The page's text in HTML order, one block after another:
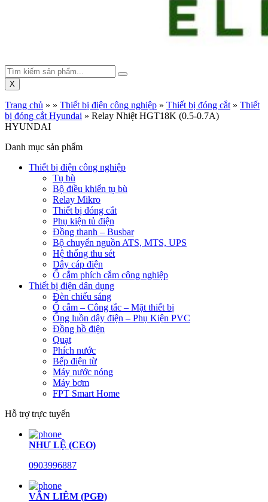
X
Trang chủ » » Thiết bị điện công nghiệp » Thiết bị đóng cắt » Thiết
bị đóng cắt Hyundai » Relay Nhiệt HGT18K (0.5-0.7A)
HYUNDAI
Danh mục sản phẩm
Thiết bị điện công nghiệp
Tụ bù
Bộ điều khiển tụ bù
Relay Mikro
Thiết bị đóng cắt
Phụ kiện tủ điện
Đồng thanh – Busbar
Bộ chuyển nguồn ATS, MTS, UPS
Hệ thống thu sét
Dây cáp điện
Ổ cắm phích cắm công nghiệp
Thiết bị điện dân dụng
Đèn chiếu sáng
Ổ cắm – Công tắc – Mặt thiết bị
Ống luồn dây điện – Phụ Kiện PVC
Đồng hồ điện
Quạt
Phích nước
Bếp điện từ
Máy nước nóng
Máy bơm
FPT Smart Home
Hỗ trợ trực tuyến
NHƯ LỆ (CEO)
0903996887
VĂN LIÊM (PGĐ)